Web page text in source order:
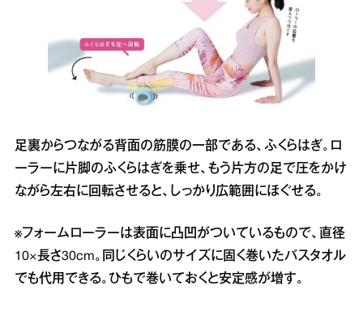
足裏からつながる背面の筋膜の一部である、ふくらはぎ。ロ
ーラーに片脚のふくらはぎを乗せ、もう片方の足で圧をかけ
ながら左右に回転させると、しっかり広範囲にほぐせる。
※フォームローラーは表面に凸凹がついているもので、直径
10×長さ30cm。同じくらいのサイズに固く巻いたバスタオル
でも代用できる。ひもで巻いておくと安定感が増す。